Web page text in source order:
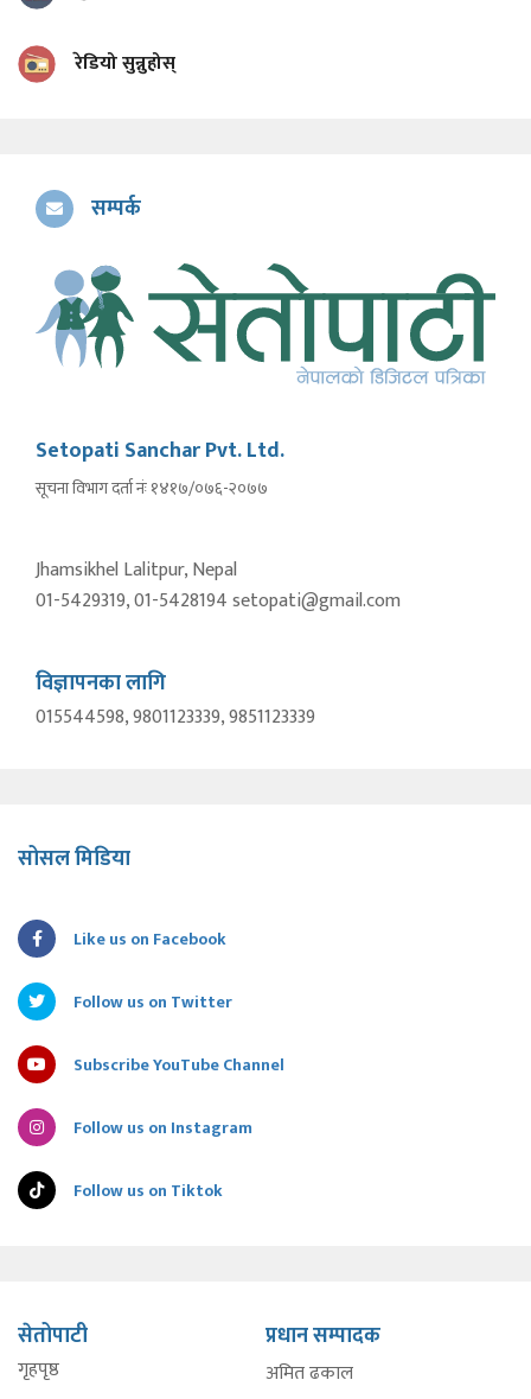
रेडियो सुन्नुहोस्
सम्पर्क
Setopati Sanchar Pvt. Ltd.
सूचना विभाग दर्ता नंः १४१७/०७६-२०७७
Jhamsikhel Lalitpur, Nepal
01-5429319, 01-5428194 setopati@gmail.com
विज्ञापनका लागि
015544598, 9801123339, 9851123339
सोसल मिडिया
Like us on Facebook
Follow us on Twitter
Subscribe YouTube Channel
Follow us on Instagram
Follow us on Tiktok
सेतोपाटी
गृहपृष्ठ
प्रधान सम्पादक
अमित ढकाल